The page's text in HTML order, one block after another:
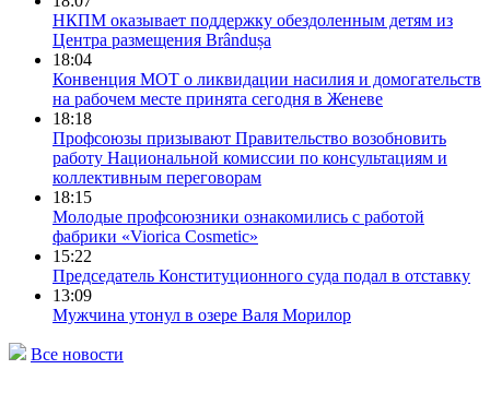
НКПМ оказывает поддержку обездоленным детям из
Центра размещения Brândușa
18:04
Конвенция МОТ о ликвидации насилия и домогательств
на рабочем месте принята сегодня в Женеве
18:18
Профсоюзы призывают Правительство возобновить
работу Национальной комиссии по консультациям и
коллективным переговорам
18:15
Молодые профсоюзники ознакомились с работой
фабрики «Viorica Cosmetic»
15:22
Председатель Конституционного cуда подал в отставку
13:09
Мужчина утонул в озере Валя Морилор
Все новости